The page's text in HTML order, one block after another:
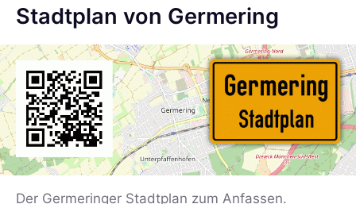
Stadtplan von Germering
Der Germeringer Stadtplan zum Anfassen.